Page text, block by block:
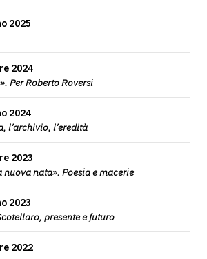
2025
2024
Per Roberto Roversi
2024
l’archivio, l’eredità
2023
nata». Poesia e macerie
2023
presente e futuro
2022